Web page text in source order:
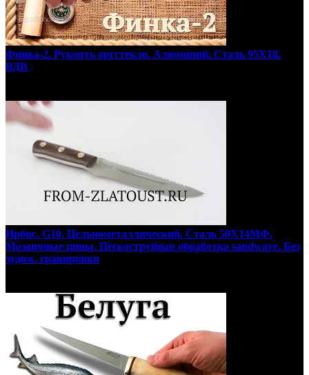
Финка-2. Рукоять оргстекло. Алюминий. Сталь 95Х18.
ВДВ
Ирбис. G10. Цельнометаллический. Сталь 50Х14МФ.
Мозаичные пины. Пескоструйная обработка sandwave. Без
худож. гравировки